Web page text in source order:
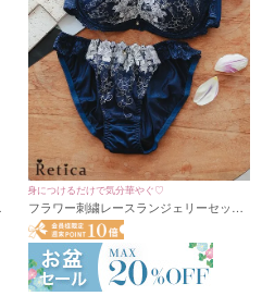
身につけるだけで気分華やぐ♡
フラワー刺繍レースランジェリーセット
(A～F/65～80)